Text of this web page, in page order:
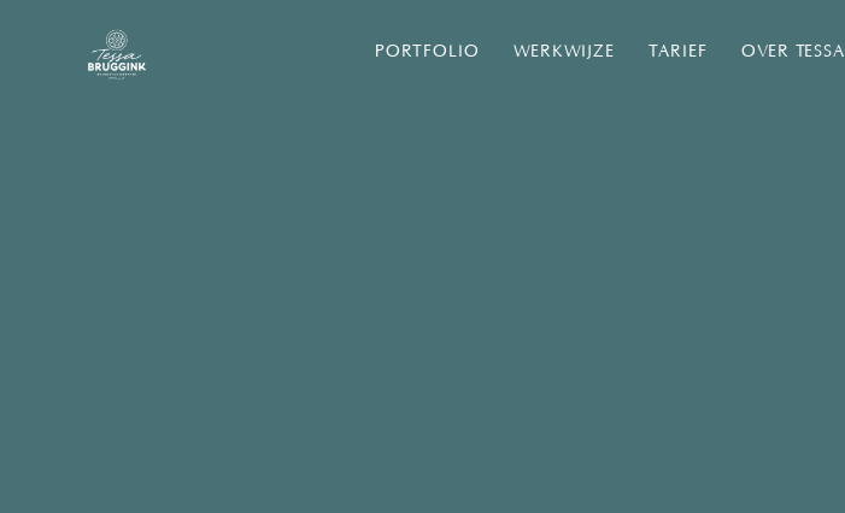
PORTFOLIO WERKWIJZE TARIEF OVER TESSA